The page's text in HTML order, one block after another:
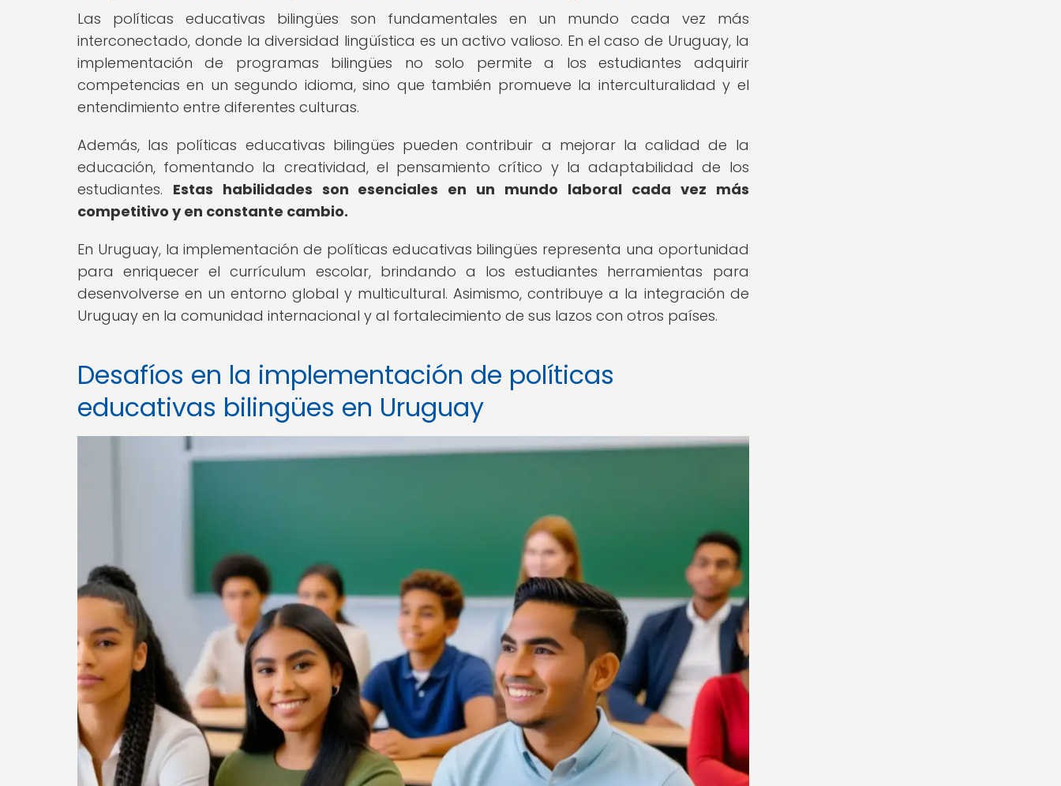
Las políticas educativas bilingües son fundamentales en un mundo cada vez más
interconectado, donde la diversidad lingüística es un activo valioso. En el caso de Uruguay, la
implementación de programas bilingües no solo permite a los estudiantes adquirir
competencias en un segundo idioma, sino que también promueve la interculturalidad y el
entendimiento entre diferentes culturas.
Además, las políticas educativas bilingües pueden contribuir a mejorar la calidad de la
educación, fomentando la creatividad, el pensamiento crítico y la adaptabilidad de los
estudiantes. Estas habilidades son esenciales en un mundo laboral cada vez más
competitivo y en constante cambio.
En Uruguay, la implementación de políticas educativas bilingües representa una oportunidad
para enriquecer el currículum escolar, brindando a los estudiantes herramientas para
desenvolverse en un entorno global y multicultural. Asimismo, contribuye a la integración de
Uruguay en la comunidad internacional y al fortalecimiento de sus lazos con otros países.
Desafíos en la implementación de políticas
educativas bilingües en Uruguay